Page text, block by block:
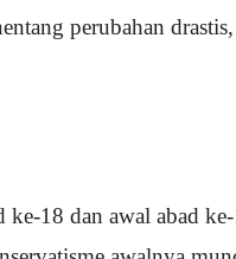
perubahan
18 dan awal abad